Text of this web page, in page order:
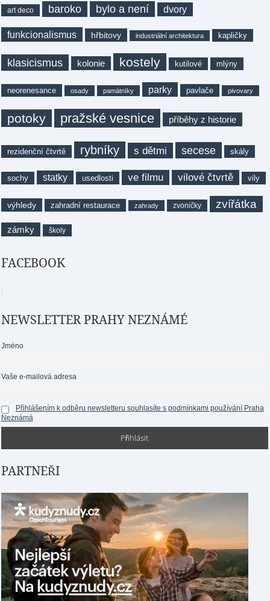
art deco baroko bylo a není dvory
funkcionalismus hřbitovy industriální architektura kapličky
klasicismus kolonie kostely kutilové mlýny
neorenesance osady památníky parky pavlače pivovary
potoky pražské vesnice příběhy z historie
rezidenční čtvrtě rybníky s dětmi secese skály
sochy statky usedlosti ve filmu vilové čtvrtě vily
výhledy zahradní restaurace zahrady zvoničky zvířátka
zámky školy
FACEBOOK
NEWSLETTER PRAHY NEZNÁMÉ
Jméno
Vaše e-mailová adresa
Přihlášením k odběru newsletteru souhlasíte s podmínkami používání Praha
Neznámá
PARTNEŘI